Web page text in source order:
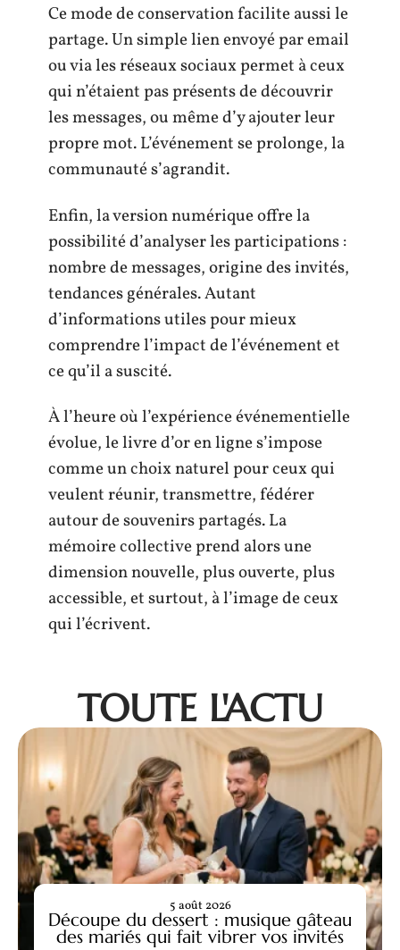
Ce mode de conservation facilite aussi le
partage. Un simple lien envoyé par email
ou via les réseaux sociaux permet à ceux
qui n’étaient pas présents de découvrir
les messages, ou même d’y ajouter leur
propre mot. L’événement se prolonge, la
communauté s’agrandit.
Enfin, la version numérique offre la
possibilité d’analyser les participations :
nombre de messages, origine des invités,
tendances générales. Autant
d’informations utiles pour mieux
comprendre l’impact de l’événement et
ce qu’il a suscité.
À l’heure où l’expérience événementielle
évolue, le livre d’or en ligne s’impose
comme un choix naturel pour ceux qui
veulent réunir, transmettre, fédérer
autour de souvenirs partagés. La
mémoire collective prend alors une
dimension nouvelle, plus ouverte, plus
accessible, et surtout, à l’image de ceux
qui l’écrivent.
TOUTE L'ACTU
Découpe du dessert : musique gâteau
des mariés qui fait vibrer vos invités
5 août 2026